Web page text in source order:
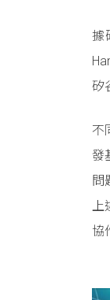
據
矽
不
發
問
上
協